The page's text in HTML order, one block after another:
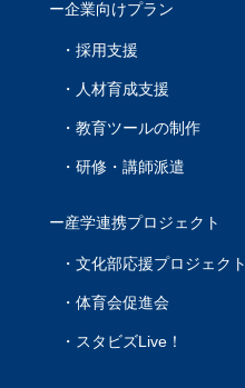
企業向けプラン
採用支援
人材育成支援
教育ツールの制作
研修・講師派遣
産学連携プロジェクト
文化部応援プロジェクト
体育会促進会
スタビズLive！